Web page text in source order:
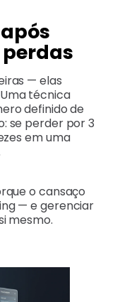
— elas
técnica
definido de
se perder por 3
em uma
o cansaço
— e gerenciar
mesmo.